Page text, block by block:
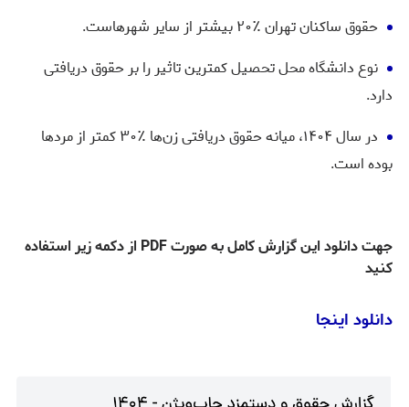
حقوق ساکنان تهران ٪۲۰ بیشتر از سایر شهرهاست.
نوع دانشگاه محل تحصیل کمترین تاثیر را بر حقوق دریافتی
دارد.
در سال ۱۴۰۴، میانه حقوق دریافتی زن‌ها ٪۳۰ کمتر از مردها
بوده است.
جهت دانلود این گزارش کامل به صورت PDF از دکمه زیر استفاده
کنید
دانلود اینجا